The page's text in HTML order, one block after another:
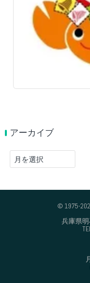
アーカイブ
ア
ー
イ
© 1975-
兵庫県